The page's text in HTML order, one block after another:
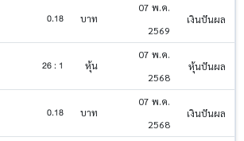
0.18 บาท
07 พ.ค.
2569
เงินปันผล
26 : 1 หุ้น
07 พ.ค.
2568
หุ้นปันผล
0.18 บาท
07 พ.ค.
2568
เงินปันผล